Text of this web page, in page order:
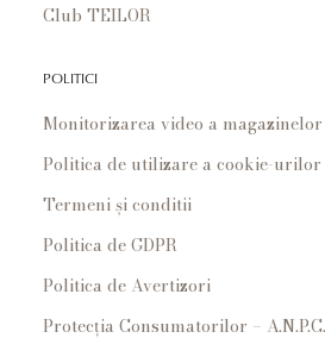
Club TEILOR
POLITICI
Monitorizarea video a
Politica de utilizare a cookie-urilor
Termeni și conditii
Politica de GDPR
Politica de Avertizori
Protecția Consumatorilor – A.N.P.C.